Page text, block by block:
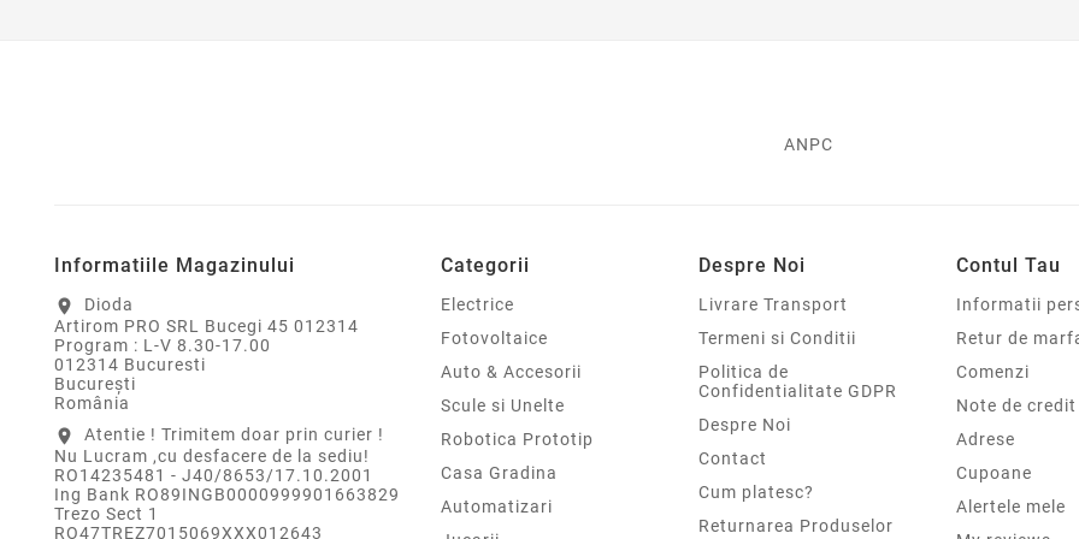
ANPC
Informatiile Magazinului
location_on
Dioda
Artirom PRO SRL Bucegi 45 012314
Program : L-V 8.30-17.00
012314 Bucuresti
Bucureşti
România
location_on
Atentie ! Trimitem doar prin curier !
Nu Lucram ,cu desfacere de la sediu!
RO14235481 - J40/8653/17.10.2001
Ing Bank RO89INGB0000999901663829
Trezo Sect 1
RO47TREZ7015069XXX012643
Categorii
Electrice
Fotovoltaice
Auto & Accesorii
Scule si Unelte
Robotica Prototip
Casa Gradina
Automatizari
Despre Noi
Livrare Transport
Termeni si Conditii
Politica de
Confidentialitate GDPR
Despre Noi
Contact
Cum platesc?
Returnarea Produselor
Contul Tau
Informatii
Retur de
Comenzi
Note de credit
Adrese
Cupoane
Alertele mele